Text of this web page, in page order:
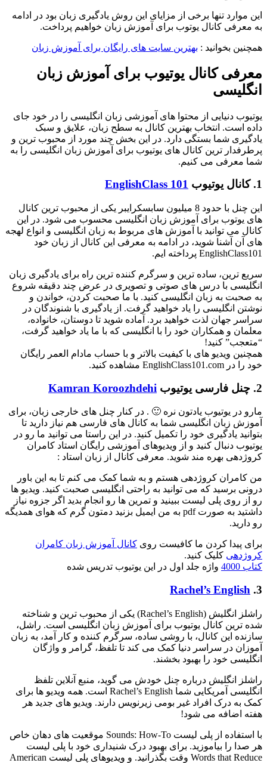
این موارد تنها برخی از مزایای این روش یادگیری زبان بود در ادامه
به معرفی کانال یوتوب برای آموزش زبان خواهیم پرداخت.
همچنین بخوانید : بهترین سایت های رایگان برای آموزش زبان
معرفی کانال یوتیوب برای آموزش زبان
انگلیسی
یوتیوب دنیایی از محتوا های آموزشی زبان انگلیسی را در خود جای
داده است. انتخاب بهترین کانال به سطح زبان، علایق و سبک
یادگیری شما بستگی دارد. در این بخش چند مورد از محبوب‌ ترین و
پرطرفدار ترین کانال‌ های یوتیوب برای آموزش زبان انگلیسی را به
شما معرفی می‌ کنیم.
1. کانال یوتیوب EnglishClass 101
این چنل با حدود 8 میلیون سابسکرایبر یکی از محبوب ترین کانال
های یوتوب برای آموزش زبان انگلیسی محسوب می شود. در این
کانال می توانید با آموزش های مربوط به زبان انگلیسی و انواع لهجه
های آن آشنا شوید، در ادامه به معرفی این کانال از زبان خود
EnglishClass101 پرداخته ایم.
سریع ترین، ساده ترین و سرگرم کننده ترین راه برای یادگیری زبان
انگلیسی با درس های صوتی و تصویری در عرض چند دقیقه شروع
به صحبت به زبان انگلیسی کنید. با ما صحبت کردن، خواندن و
نوشتن انگلیسی را یاد خواهید گرفت. از یادگیری با شنوندگان در
سراسر جهان لذت خواهید برد. آماده شوید تا دوستان، خانواده،
معلمان و همکاران خود را با انگلیسی که با ما یاد خواهید گرفت،
“متعجب” کنید!
همچنین ویدیو های با کیفیت بالاتر و با حساب مادام العمر رایگان
خود را در EnglishClass101.com مشاهده کنید.
2. چنل فارسی یوتیوب Kamran Koroozhdehi
مارو در یوتیوب یادتون نره 🙂 . در کنار چنل های خارجی زبان، برای
آموزش زبان انگلیسی شما به کانال های فارسی هم نیاز دارید تا
بتوانید یادگیری خود را تکمیل کنید. در این راستا می توانید ما رو در
یوتیوب دنبال کنید و از ویدیوهای آموزشی رایگان استاد کامران
کروژدهی بهره مند شوید. معرفی کانال از زبان استاد :
من کامران کروژدهی هستم و به شما کمک می کنم تا به این باور
درونی برسید که می توانید به راحتی انگلیسی صحبت کنید. ویدیو ها
رو از روی پلی لیست ببینید و تمرین ها رو انجام بدید اگر جزوه نیاز
داشتید به صورت pdf به من ایمیل بزنید دمتون گرم که هوای همدیگه
رو دارید.
برای پیدا کردن ما کافیست روی کانال آموزش زبان کامران
کروژدهی کلیک کنید.
کتاب 4000
واژه جلد اول در این یوتیوب تدریس شده
3.
Rachel’s English
راشلز انگلیش (Rachel’s English) یکی از محبوب‌ ترین و شناخته‌
شده‌ ترین کانال یوتیوب برای آموزش زبان انگلیسی است. راشل،
سازنده این کانال، با روشی ساده، سرگرم‌ کننده و کار آمد، به زبان‌
آموزان در سراسر دنیا کمک می‌ کند تا تلفظ، گرامر و واژگان
انگلیسی خود را بهبود بخشند.
راشلز انگلیش درباره چنل خودش می گوید، منبع آنلاین تلفظ
انگلیسی آمریکایی شما Rachel’s English است. همه ویدیو ها برای
کمک به درک افراد غیر بومی زیرنویس دارند. ویدیو های جدید هر
هفته اضافه می شود!
با استفاده از پلی لیست Sounds: How-To موقعیت های دهان خاص
هر صدا را بیاموزید. برای بهبود درک شنیداری خود با پلی لیست
Words that Reduce وقت بگذرانید. و ویدیوهای پلی لیست American